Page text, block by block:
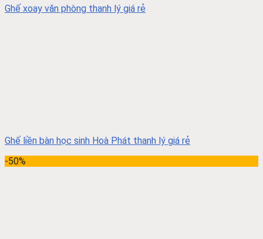
Ghế xoay văn phòng thanh lý giá rẻ
Ghế liền bàn học sinh Hoà Phát thanh lý giá rẻ
-50%